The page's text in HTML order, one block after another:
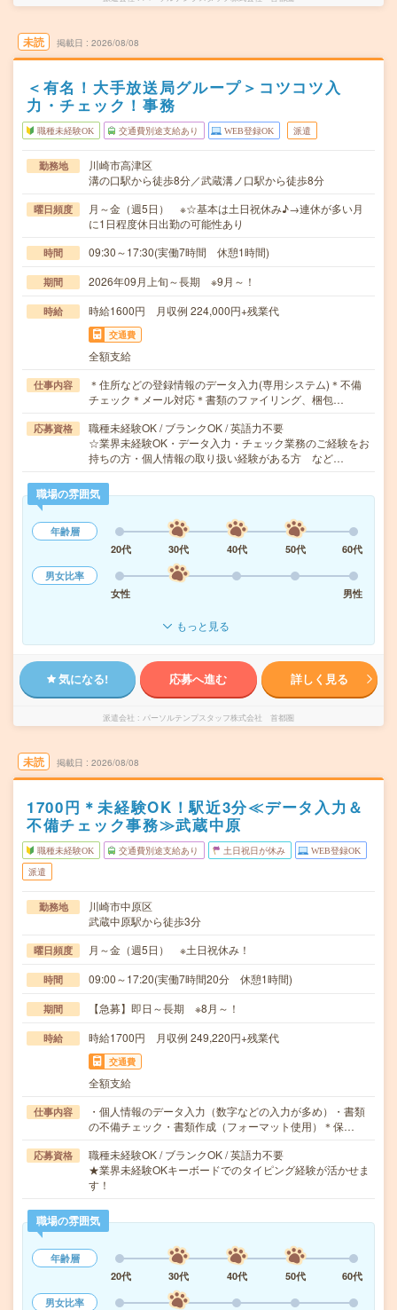
未読 掲載日 2026/08/08
＜有名！大手放送局グループ＞コツコツ入
力・チェック！事務
職種未経験OK 交通費別途支給あり WEB登録OK 派遣
勤務地
川崎市高津区
溝の口駅から徒歩8分／武蔵溝ノ口駅から徒歩8分
曜日頻度
月～金（週5日） ※☆基本は土日祝休み♪→連休が多い月
に1日程度休日出勤の可能性あり
時間 09:30～17:30(実働7時間 休憩1時間)
期間 2026年09月上旬～長期 ※9月～！
時給 時給1600円 月収例 224,000円+残業代
交通費
全額支給
仕事内容
＊住所などの登録情報のデータ入力(専用システム)＊不備
チェック＊メール対応＊書類のファイリング、梱包…
応募資格
職種未経験OK / ブランクOK / 英語力不要
☆業界未経験OK・データ入力・チェック業務のご経験をお
持ちの方・個人情報の取り扱い経験がある方 など…
職場の雰囲気
年齢層
20代
30代 40代 50代
60代
男女比率
女性
男性
もっと見る
気になる! 応募へ進む 詳しく見る
派遣会社 パーソルテンプスタッフ株式会社 首都圏
未読 掲載日 2026/08/08
1700円＊未経験OK！駅近3分≪データ入力＆
不備チェック事務≫武蔵中原
職種未経験OK 交通費別途支給あり 土日祝日が休み WEB登録OK
派遣
勤務地
川崎市中原区
武蔵中原駅から徒歩3分
曜日頻度 月～金（週5日） ※土日祝休み！
時間 09:00～17:20(実働7時間20分 休憩1時間)
期間 【急募】即日～長期 ※8月～！
時給 時給1700円 月収例 249,220円+残業代
交通費
全額支給
仕事内容
・個人情報のデータ入力（数字などの入力が多め）・書類
の不備チェック・書類作成（フォーマット使用）＊保…
応募資格
職種未経験OK / ブランクOK / 英語力不要
★業界未経験OKキーボードでのタイピング経験が活かせま
す！
職場の雰囲気
年齢層
20代
30代 40代 50代
60代
男女比率